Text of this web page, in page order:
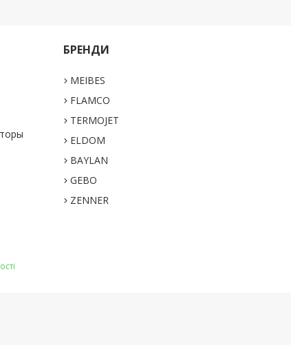
БРЕНДИ
MEIBES
FLAMCO
TERMOJET
ELDOM
BAYLAN
GEBO
ZENNER